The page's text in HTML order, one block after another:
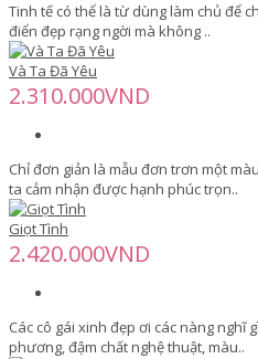
Tinh tế có thể là từ dùng làm chủ để
điển đẹp rạng ngời mà không ..
Và Ta Đã Yêu
2.310.000VND
Chỉ đơn giản là mẫu đơn trơn một
ta cảm nhận được hạnh phúc trọn..
Giọt Tình
2.420.000VND
Các cô gái xinh đẹp ơi các nàng nghĩ
phương, đậm chất nghệ thuật, màu..